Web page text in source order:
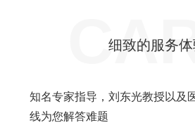
细致的服务
知名专家指导，刘东光教授以及
线为您解答难题